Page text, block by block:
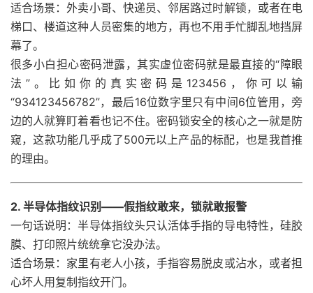
适合场景：外卖小哥、快递员、邻居路过时解锁，或者在电
梯口、楼道这种人员密集的地方，再也不用手忙脚乱地挡屏
幕了。
很多小白担心密码泄露，其实虚位密码就是最直接的“障眼
法”。比如你的真实密码是123456，你可以输
“934123456782”，最后16位数字里只有中间6位管用，旁
边的人就算盯着看也记不住。密码锁安全的核心之一就是防
窥，这款功能几乎成了500元以上产品的标配，也是我首推
的理由。
2. 半导体指纹识别——假指纹敢来，锁就敢报警
一句话说明：半导体指纹头只认活体手指的导电特性，硅胶
膜、打印照片统统拿它没办法。
适合场景：家里有老人小孩，手指容易脱皮或沾水，或者担
心坏人用复制指纹开门。